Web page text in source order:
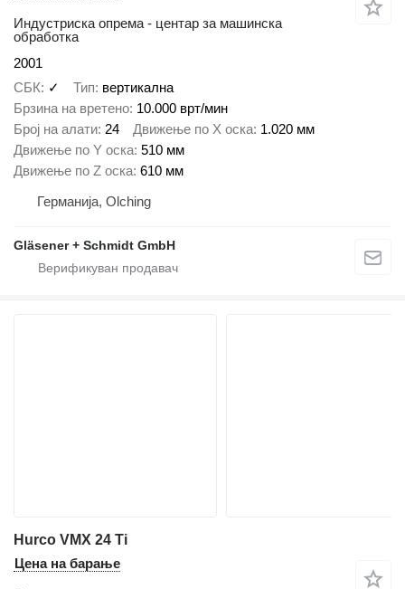
Индустриска опрема - центар за машинска
обработка
2001
СБК
✓ Тип вертикална
Брзина на вретено 10.000 врт/мин
Број на алати 24 Движење по Х оска 1.020 мм
Движење по Y оска 510 мм
Движење по Z оска 610 мм
Германија, Olching
Gläsener + Schmidt GmbH
Hurco VMX 24 Ti
Цена на барање